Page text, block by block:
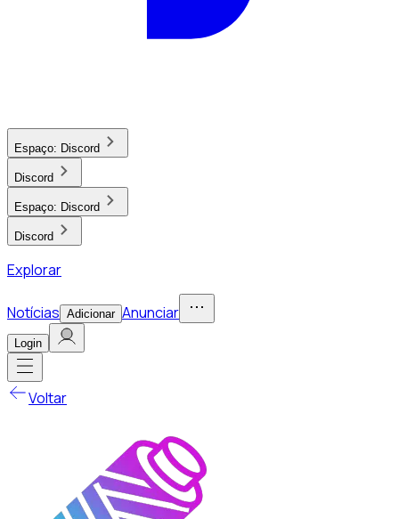
Espaço: Discord
Discord
Espaço: Discord
Discord
Explorar
Notícias Adicionar Anunciar
Login
Voltar